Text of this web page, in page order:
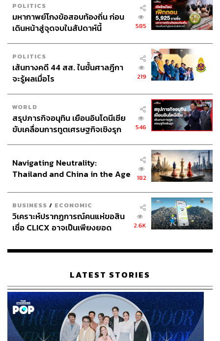
ผัดไทยกุ้งย่าง (280 บาท)
เสือร้องไห้ (390 บาท)
POLITICS
มหากาพย์โกงข้อสอบท้องถิ่น ก่อน
เดินหน้าสู่จุดจบในสัปดาห์นี้
585
POLITICS
เส้นทางคดี 44 สส. ในชั้นศาลฎีกา
จะรู้ผลเมื่อไร
219
WORLD
สรุปภารกิจอนุทิน เยือนอินโดนีเซีย
ขับเคลื่อนการทูตเศรษฐกิจเชิงรุก
546
Navigating Neutrality:
Thailand and China in the Age
182
BUSINESS / ECONOMIC
วิเคราะห์ปรากฏการณ์คนแห่ขอสิน
เชื่อ CLICX อาจเป็นเพียงยอด
เรือนไทยที่ถูกซุกไว้
2.6K
LATEST STORIES